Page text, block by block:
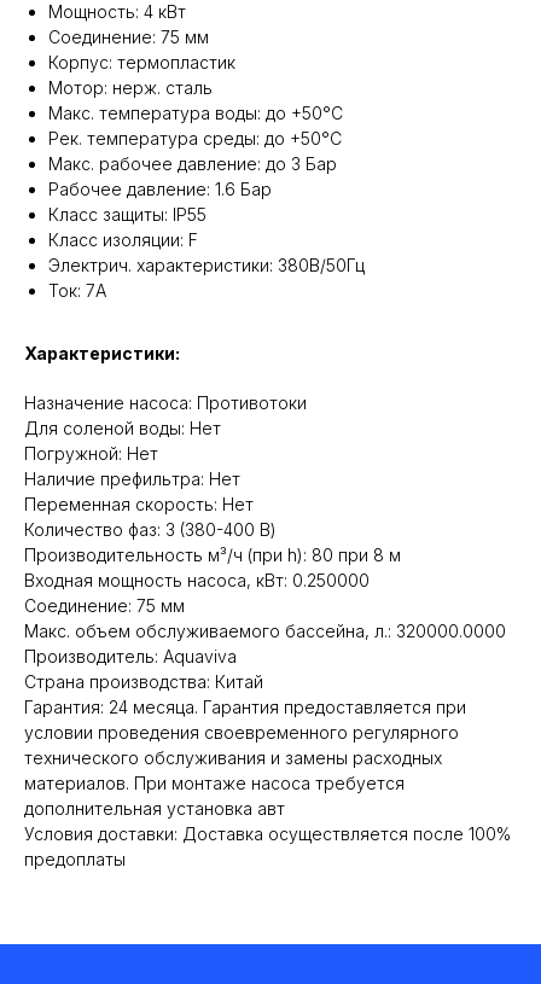
Мощность: 4 кВт
Соединение: 75 мм
Корпус: термопластик
Мотор: нерж. сталь
Макс. температура воды: до +50°C
Рек. температура среды: до +50°C
Макс. рабочее давление: до 3 Бар
Рабочее давление: 1.6 Бар
Класс защиты: IP55
Класс изоляции: F
Электрич. характеристики: 380B/50Гц
Ток: 7А
Характеристики:
Назначение насоса: Противотоки
Для соленой воды: Нет
Погружной: Нет
Наличие префильтра: Нет
Переменная скорость: Нет
Количество фаз: 3 (380-400 В)
Производительность м³/ч (при h): 80 при 8 м
Входная мощность насоса, кВт: 0.250000
Соединение: 75 мм
Макс. объем обслуживаемого бассейна, л.: 320000.0000
Производитель: Aquaviva
Страна производства: Китай
Гарантия: 24 месяца. Гарантия предоставляется при
условии проведения своевременного регулярного
технического обслуживания и замены расходных
материалов. При монтаже насоса требуется
дополнительная установка авт
Условия доставки: Доставка осуществляется после 100%
предоплаты